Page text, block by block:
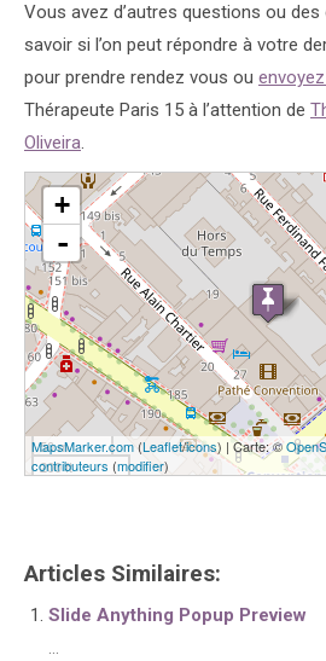
Vous avez d’autres questions ou
savoir si l’on peut répondre à votre
pour prendre rendez vous ou
Thérapeute Paris 15 à l’attention de
Oliveira.
chargement de la carte - veuillez patienter...
+
-
50 m
200 ft
MapsMarker.com(Leaflet/icons) | Carte: ©
contributeurs (modifier)
Articles Similaires:
Slide Anything Popup Preview
...